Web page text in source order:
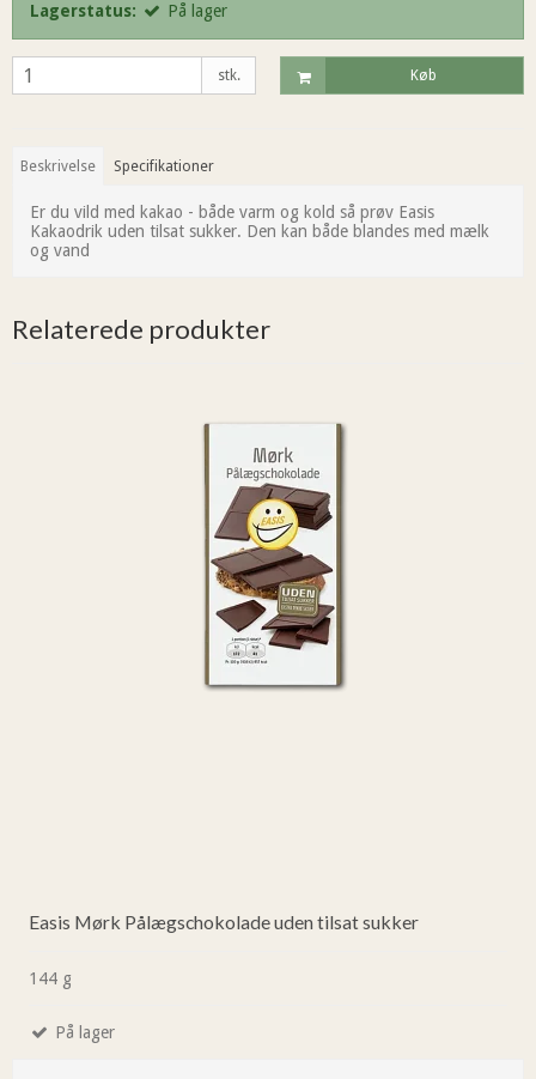
Lagerstatus: På lager
stk. Køb
Beskrivelse Specifikationer
Er du vild med kakao - både varm og kold så prøv Easis
Kakaodrik uden tilsat sukker. Den kan både blandes med mælk
og vand
Relaterede produkter
Easis Mørk Pålægschokolade uden tilsat sukker
144 g
På lager